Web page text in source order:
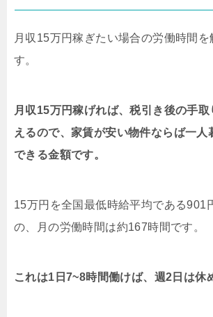
月収15万円稼ぎたい場合の労働時間を
す。
月収15万円稼げれば、税引き後の手
えるので、家賃が安い物件ならば一人
できる金額です。
15万円を全国最低時給平均である901
の、月の労働時間は約167時間です。
これは1日7~8時間働けば、週2日は休